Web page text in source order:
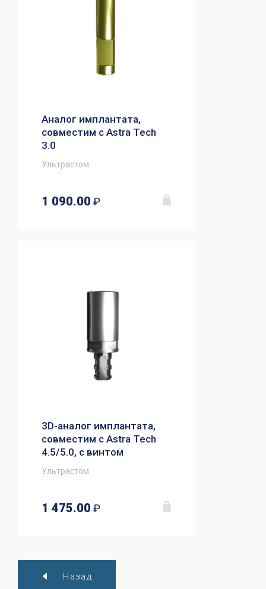
Аналог имплантата,
совместим с Astra Tech
3.0
Ультрастом
1 090.00 ₽
3D-аналог имплантата,
совместим с Astra Tech
4.5/5.0, с винтом
Ультрастом
1 475.00 ₽
Назад